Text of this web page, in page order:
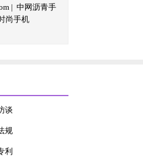
| 中网沥青手
尚手机
谈
规
利